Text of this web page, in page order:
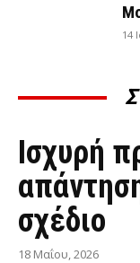
14
ΣΥΝΕΝΤΕΎΞΕΙΣ
Ισχυρή
σχέδιο
18 Μαΐου, 2026